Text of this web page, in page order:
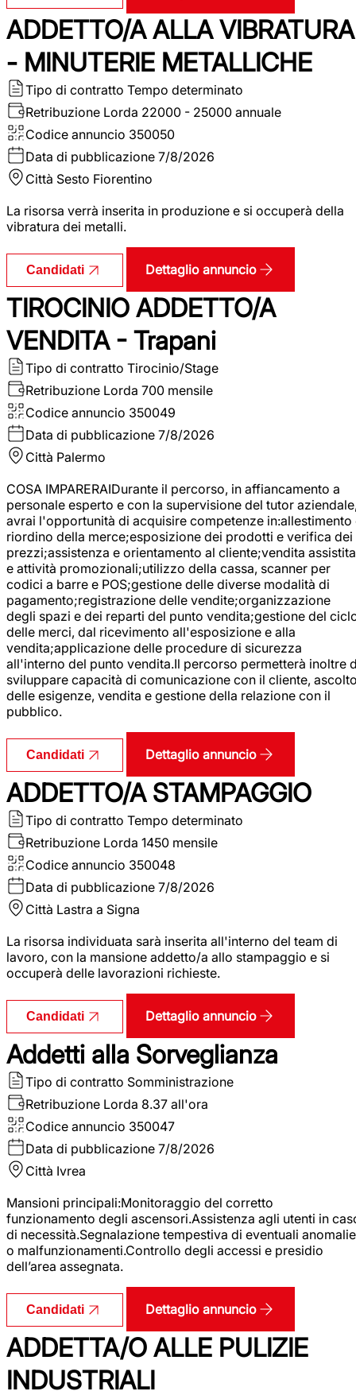
ADDETTO/A ALLA VIBRATURA
- MINUTERIE METALLICHE
Tipo di contratto Tempo determinato
Retribuzione Lorda 22000 - 25000 annuale
Codice annuncio 350050
Data di pubblicazione 7/8/2026
Città Sesto Fiorentino
La risorsa verrà inserita in produzione e si occuperà della
vibratura dei metalli.
Candidati Dettaglio annuncio
TIROCINIO ADDETTO/A
VENDITA - Trapani
Tipo di contratto Tirocinio/Stage
Retribuzione Lorda 700 mensile
Codice annuncio 350049
Data di pubblicazione 7/8/2026
Città Palermo
COSA IMPARERAIDurante il percorso, in affiancamento a
personale esperto e con la supervisione del tutor
avrai l'opportunità di acquisire competenze in:allestimento
riordino della merce;esposizione dei prodotti e verifica dei
prezzi;assistenza e orientamento al cliente;vendita assistita
e attività promozionali;utilizzo della cassa, scanner per
codici a barre e POS;gestione delle diverse modalità di
pagamento;registrazione delle vendite;organizzazione
degli spazi e dei reparti del punto vendita;gestione del
delle merci, dal ricevimento all'esposizione e alla
vendita;applicazione delle procedure di sicurezza
all'interno del punto vendita.Il percorso permetterà inoltre
sviluppare capacità di comunicazione con il cliente,
delle esigenze, vendita e gestione della relazione con il
pubblico.
Candidati Dettaglio annuncio
ADDETTO/A STAMPAGGIO
Tipo di contratto Tempo determinato
Retribuzione Lorda 1450 mensile
Codice annuncio 350048
Data di pubblicazione 7/8/2026
Città Lastra a Signa
La risorsa individuata sarà inserita all'interno del team di
lavoro, con la mansione addetto/a allo stampaggio e si
occuperà delle lavorazioni richieste.
Candidati Dettaglio annuncio
Addetti alla Sorveglianza
Tipo di contratto Somministrazione
Retribuzione Lorda 8.37 all'ora
Codice annuncio 350047
Data di pubblicazione 7/8/2026
Città Ivrea
Mansioni principali:Monitoraggio del corretto
funzionamento degli ascensori.Assistenza agli utenti in
di necessità.Segnalazione tempestiva di eventuali anomalie
o malfunzionamenti.Controllo degli accessi e presidio
dell’area assegnata.
Candidati Dettaglio annuncio
ADDETTA/O ALLE PULIZIE
INDUSTRIALI